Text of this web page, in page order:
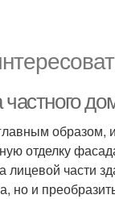
образом,
отделку
лицевой части
но и